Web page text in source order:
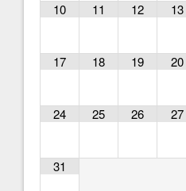
10 11 12 13
17 18 19 20
24 25 26 27
31